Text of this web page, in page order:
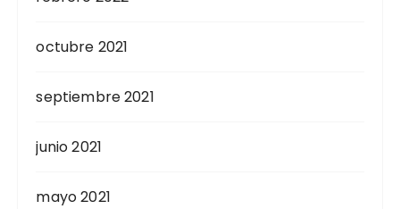
octubre 2021
septiembre 2021
junio 2021
mayo 2021